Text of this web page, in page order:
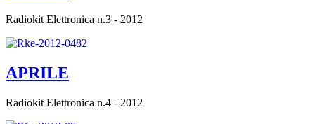
Radiokit Elettronica n.3 - 2012
APRILE
Radiokit Elettronica n.4 - 2012